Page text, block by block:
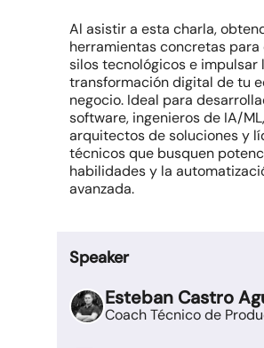
Al asistir a esta charla,
herramientas concretas
silos tecnológicos e impulsar
transformación digital de tu
negocio. Ideal para
software, ingenieros de IA/ML,
arquitectos de soluciones y
técnicos que busquen
habilidades y la
avanzada.
Speaker
Esteban Castro
Coach Técnico de